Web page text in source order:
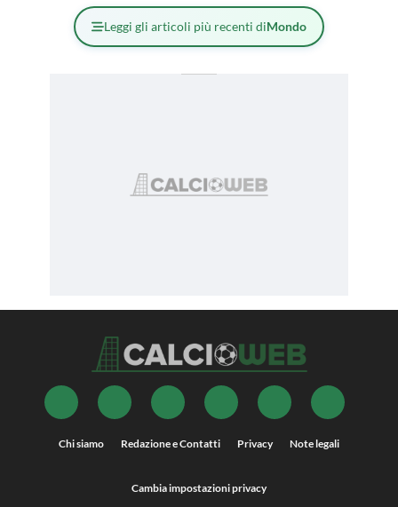
Leggi gli articoli più recenti diMondo
Chi siamo Redazione e Contatti Privacy Note legali
Cambia impostazioni privacy